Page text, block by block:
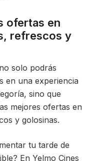
ofertas en
refrescos y
solo podrás
en una experiencia
sino que
mejores ofertas en
y golosinas.
tu tarde de
En Yelmo Cines